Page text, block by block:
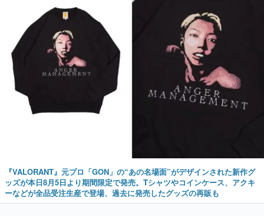
『VALORANT』元プロ「GON」の“あの名場面”がデザインされた新作グ
ッズが本日8月5日より期間限定で発売。Tシャツやコインケース、アクキ
ーなどが全品受注生産で登場、過去に発売したグッズの再販も